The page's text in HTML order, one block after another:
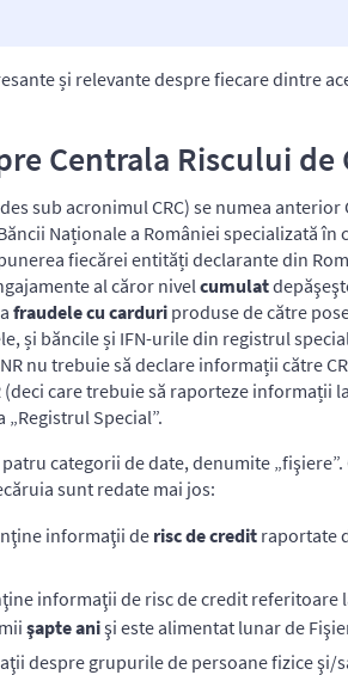
și relevante despre fiecare dintre
Centrala Riscului de
sub acronimul CRC) se numea
Naționale a României specializată în
fiecărei entități declarante din
al căror nivelcumulat
fraudele cu carduri produse de către
și băncile și IFN-urile din registrul
nu trebuie să declare informații către
care trebuie să raporteze informații
Special”.
patru categorii de date, denumite
sunt redate mai jos:
informaţii derisc de credit raportate
informaţii de risc de credit referitoare
şapte anişi este alimentat lunar de
despre grupurile de persoane fizice şi/